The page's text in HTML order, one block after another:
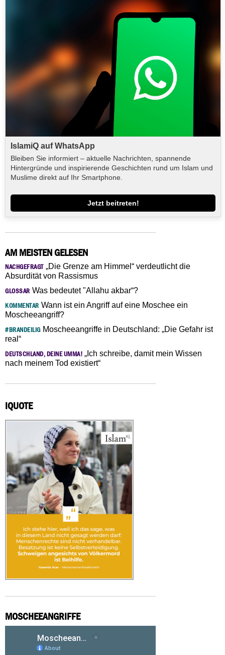
IslamiQ auf WhatsApp
Bleiben Sie informiert – aktuelle Nachrichten, spannende
Hintergründe und inspirierende Geschichten rund um Islam und
Muslime direkt auf Ihr Smartphone.
Jetzt beitreten!
AM MEISTEN GELESEN
NACHGEFRAGT„Die Grenze am Himmel“ verdeutlicht die
Absurdität von Rassismus
GLOSSAR Was bedeutet "Allahu akbar“?
KOMMENTAR Wann ist ein Angriff auf eine Moschee ein
Moscheeangriff?
#BRANDEILIGMoscheeangriffe in Deutschland: „Die Gefahr ist
real“
DEUTSCHLAND, DEINE UMMA! „Ich schreibe, damit mein Wissen
nach meinem Tod existiert“
IQUOTE
MOSCHEEANGRIFFE